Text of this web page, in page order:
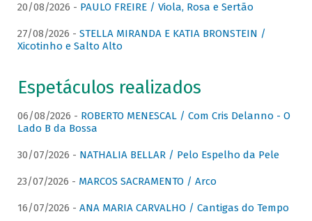
20/08/2026 - PAULO FREIRE / Viola, Rosa e Sertão
27/08/2026 - STELLA MIRANDA E KATIA BRONSTEIN /
Xicotinho e Salto Alto
Espetáculos realizados
06/08/2026 - ROBERTO MENESCAL / Com Cris Delanno - O
Lado B da Bossa
30/07/2026 - NATHALIA BELLAR / Pelo Espelho da Pele
23/07/2026 - MARCOS SACRAMENTO / Arco
16/07/2026 - ANA MARIA CARVALHO / Cantigas do Tempo